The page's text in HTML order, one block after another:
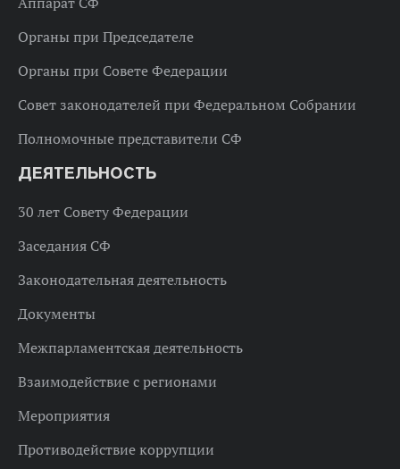
Органы при Председателе
Органы при Совете Федерации
Совет законодателей при Федеральном Собрании
Полномочные представители СФ
ДЕЯТЕЛЬНОСТЬ
30 лет Совету Федерации
Заседания СФ
Законодательная деятельность
Документы
Межпарламентская деятельность
Взаимодействие с регионами
Мероприятия
Противодействие коррупции